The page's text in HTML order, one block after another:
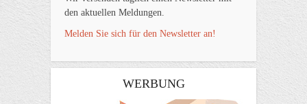
den aktuellen Meldungen.
Melden Sie sich für den Newsletter an!
WERBUNG